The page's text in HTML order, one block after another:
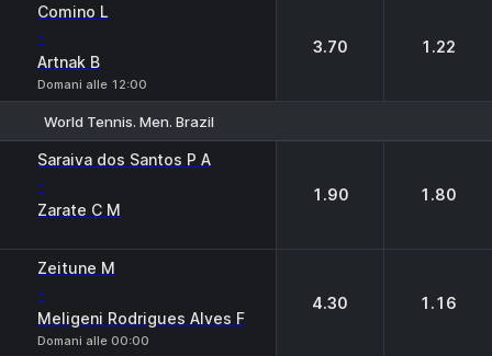
Comino L
-
Artnak B
Domani alle 12:00
3.70 1.22
World Tennis. Men. Brazil
Saraiva dos Santos P A
-
Zarate C M
1.90 1.80
Zeitune M
-
Meligeni Rodrigues Alves F
Domani alle 00:00
4.30 1.16